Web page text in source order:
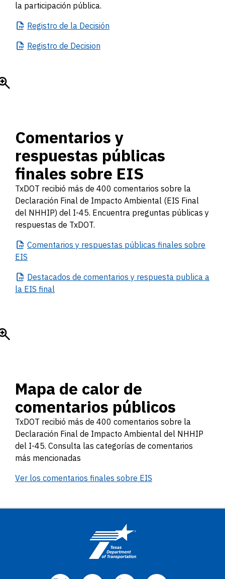
la participación pública.
Registro de la Decisión
Registro de Decision
Comentarios y
respuestas públicas
finales sobre EIS
TxDOT recibió más de 400 comentarios sobre la
Declaración Final de Impacto Ambiental (EIS Final
del NHHIP) del I-45. Encuentra preguntas públicas y
respuestas de TxDOT.
Comentarios y respuestas públicas finales sobre
EIS
Destacados de comentarios y respuesta publica a
la EIS final
Mapa de calor de
comentarios públicos
TxDOT recibió más de 400 comentarios sobre la
Declaración Final de Impacto Ambiental del NHHIP
del I-45. Consulta las categorías de comentarios
más mencionadas
Ver los comentarios finales sobre EIS